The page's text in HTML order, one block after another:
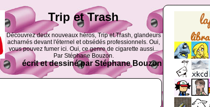
Trip et Trash
Découvrez deux nouveaux héros, Trip et Trash, glandeurs
acharnés devant l'éternel et obsédés professionnels. Oui,
vous pouvez fumer ici. Oui, ce genre de cigarette aussi...
Par Stéphane Bouzon.
écrit et dessiné par Stéphane Bouzon